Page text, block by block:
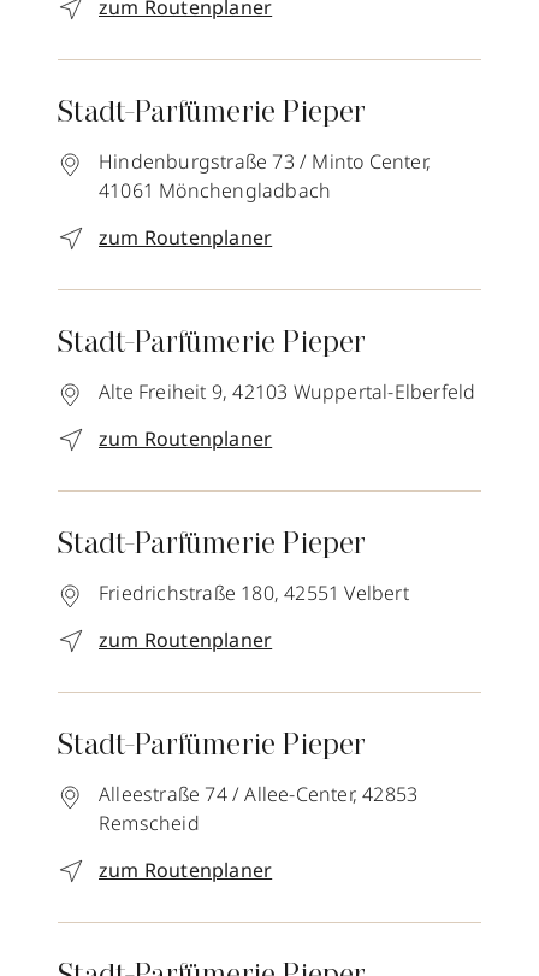
zum Routenplaner
Stadt-Parfümerie Pieper
Hindenburgstraße 73 / Minto Center,
41061 Mönchengladbach
zum Routenplaner
Stadt-Parfümerie Pieper
Alte Freiheit 9, 42103 Wuppertal-Elberfeld
zum Routenplaner
Stadt-Parfümerie Pieper
Friedrichstraße 180, 42551 Velbert
zum Routenplaner
Stadt-Parfümerie Pieper
Alleestraße 74 / Allee-Center, 42853
Remscheid
zum Routenplaner